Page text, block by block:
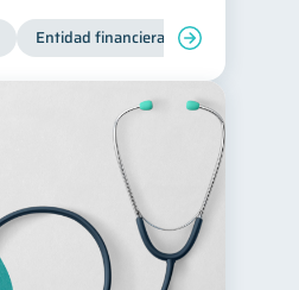
Entidad financiera